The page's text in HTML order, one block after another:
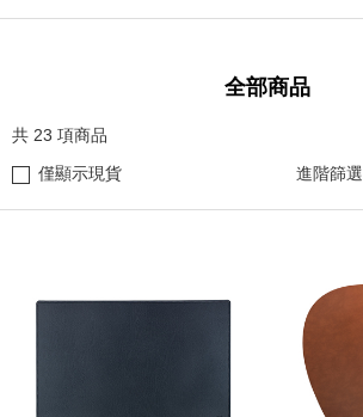
全部商品
共 23 項商品
僅顯示現貨
進階篩選